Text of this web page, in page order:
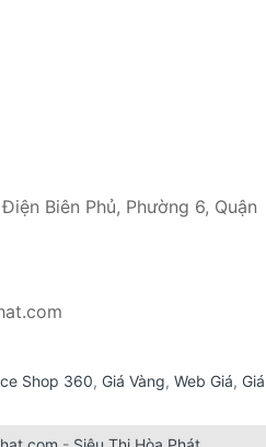
Điện Biên Phủ, Phường 6, Quận
Shop 360, Giá Vàng, Web Giá, Giá